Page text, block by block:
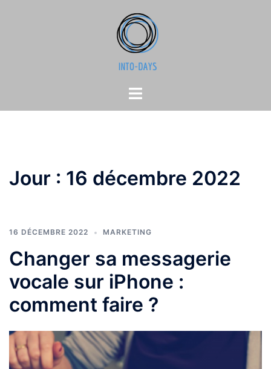
Ouvrir/fermer
Jour : 16 décembre 2022
16 DÉCEMBRE 2022 MARKETING
Changer sa messagerie
vocale sur iPhone :
comment faire ?